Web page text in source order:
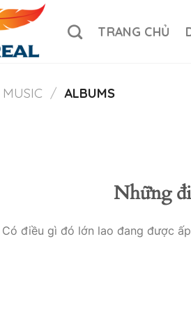
TRANG CHỦ
MUSIC / ALBUMS
Những
Có điều gì đó lớn lao đang được